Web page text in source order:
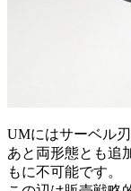
UMにはサーベル刃
あと両形態とも追
もに不可能です。